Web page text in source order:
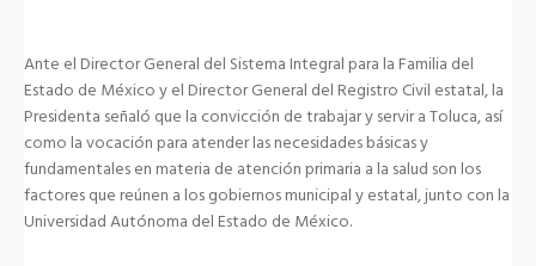
Ante el Director General del Sistema Integral para la Familia del
Estado de México y el Director General del Registro Civil estatal, la
Presidenta señaló que la convicción de trabajar y servir a Toluca, así
como la vocación para atender las necesidades básicas y
fundamentales en materia de atención primaria a la salud son los
factores que reúnen a los gobiernos municipal y estatal, junto con la
Universidad Autónoma del Estado de México.